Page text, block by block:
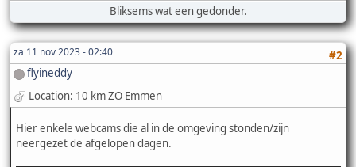
Bliksems wat een gedonder.
za 11 nov 2023 - 02:40
#2
flyineddy
Location: 10 km ZO Emmen
Hier enkele webcams die al in de omgeving stonden/zijn
neergezet de afgelopen dagen.